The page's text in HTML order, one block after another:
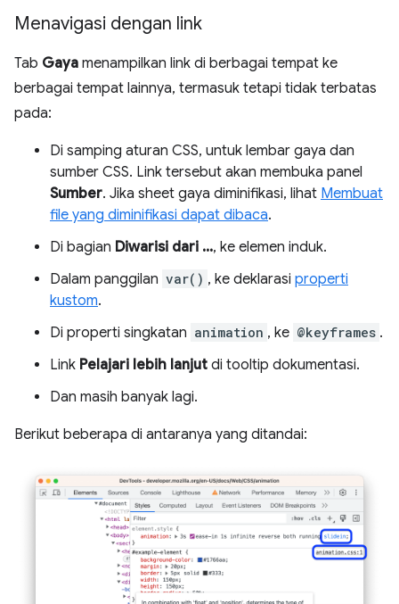
Menavigasi dengan link
Tab Gaya menampilkan link di berbagai tempat ke
berbagai tempat lainnya, termasuk tetapi tidak terbatas
pada:
Di samping aturan CSS, untuk lembar gaya dan
sumber CSS. Link tersebut akan membuka panel
Sumber. Jika sheet gaya diminifikasi, lihat Membuat
file yang diminifikasi dapat dibaca.
Di bagian Diwarisi dari ..., ke elemen induk.
Dalam panggilan var() , ke deklarasi properti
kustom.
Di properti singkatan animation , ke @keyframes .
Link Pelajari lebih lanjut di tooltip dokumentasi.
Dan masih banyak lagi.
Berikut beberapa di antaranya yang ditandai: